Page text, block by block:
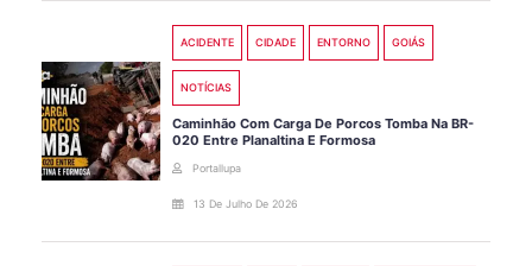
ACIDENTE CIDADE ENTORNO GOIÁS
NOTÍCIAS
Caminhão Com Carga De Porcos Tomba Na BR-
020 Entre Planaltina E Formosa
Portallupa
13 De Julho De 2026